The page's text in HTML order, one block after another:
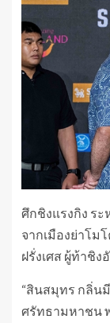
ศึกชิงแรงกิง ร
จากเมืองย่าโม
ฝรั่งเศส ผู้ท้าชิง
“สินสมุทร กลิ่น
ศรัทธามหาชน